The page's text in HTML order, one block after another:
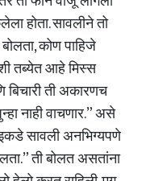
होता. सावलीने तो
कोण पाहिजे
तब्येत आहे मिस्स
ती अकारणच
नाही वाचणार.” असे
इकडे सावली अनभिग्यपणे
ती बोलत असतांना